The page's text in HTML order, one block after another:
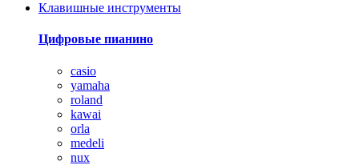
Клавишные инструменты
Цифровые пианино
casio
yamaha
roland
kawai
orla
medeli
nux